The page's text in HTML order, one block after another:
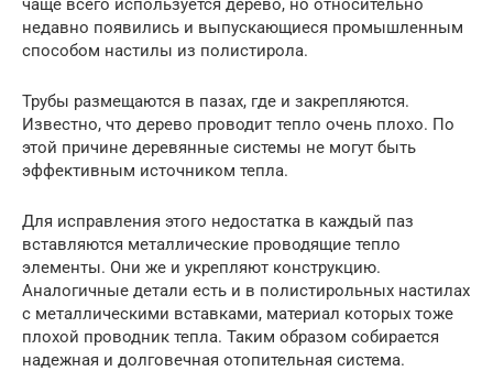
чаще всего используется дерево, но относительно
недавно появились и выпускающиеся промышленным
способом настилы из полистирола.
Трубы размещаются в пазах, где и закрепляются.
Известно, что дерево проводит тепло очень плохо. По
этой причине деревянные системы не могут быть
эффективным источником тепла.
Для исправления этого недостатка в каждый паз
вставляются металлические проводящие тепло
элементы. Они же и укрепляют конструкцию.
Аналогичные детали есть и в полистирольных настилах
с металлическими вставками, материал которых тоже
плохой проводник тепла. Таким образом собирается
надежная и долговечная отопительная система.